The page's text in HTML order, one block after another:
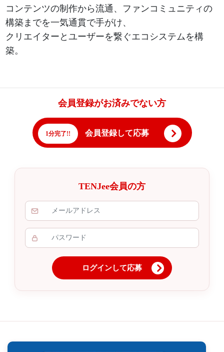
コンテンツの制作から流通、ファンコミュニティの
構築までを一気通貫で手がけ、
クリエイターとユーザーを繋ぐエコシステムを構
築。
会員登録がお済みでない方
1分完了!! 会員登録して応募
TENJee会員の方
ログインして応募